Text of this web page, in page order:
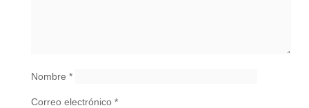
Nombre *
Correo electrónico *